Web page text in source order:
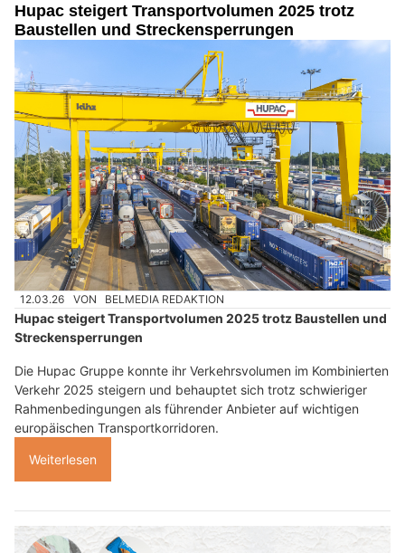
Hupac steigert Transportvolumen 2025 trotz
Baustellen und Streckensperrungen
12.03.26 VON BELMEDIA REDAKTION
Hupac steigert Transportvolumen 2025 trotz Baustellen und
Streckensperrungen
Die Hupac Gruppe konnte ihr Verkehrsvolumen im Kombinierten
Verkehr 2025 steigern und behauptet sich trotz schwieriger
Rahmenbedingungen als führender Anbieter auf wichtigen
europäischen Transportkorridoren.
Weiterlesen